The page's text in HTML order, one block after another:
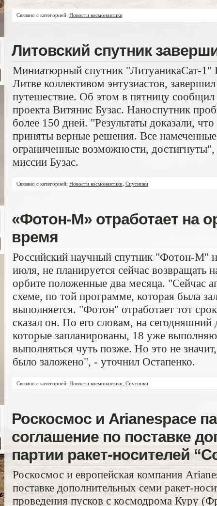
Связано с категорией: Новости космонавтики
Литовский спутник
Миниатюрный спутник "ЛитуаникаСат-1"
Литве коллективом энтузиастов,
путешествие. Об этом в пятницу сообщил
проекта Витянис Бузас. Наноспутник
более 150 дней. "Результаты доказали,
приняты верные решения. Все
ограниченные возможности,
миссии Бузас.
Связано с категорией: Новости космонавтики, Спутники
«Фотон-М» отработает на
время
Российский научный спутник "Фотон-М"
июля, не планируется сейчас возвращать
орбите положенные два месяца. "Сейчас
схеме, по той программе, которая была
выполняется. "Фотон" отработает тот
сказал он. По его словам, на сегодняшний
которые запланированы, 18 уже
выполняться чуть позже. Но это не
было заложено", - уточнил Остапенко.
Связано с категорией: Новости космонавтики, Спутники
Роскосмос и Arianespace
соглашение по поставке
партии ракет-носителей
Роскосмос и европейская компания
поставке дополнительных семи ракет-
проведения пусков с космодрома Куру